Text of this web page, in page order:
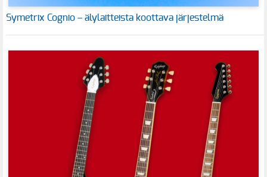
Symetrix Cognio – älylaitteista koottava järjestelmä